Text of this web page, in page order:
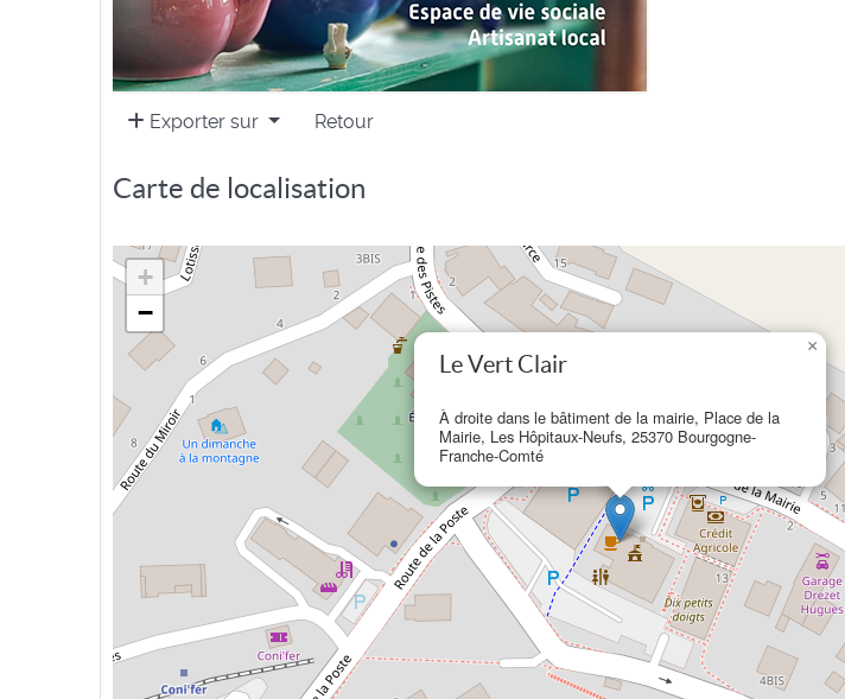
Exporter sur Retour
Carte de localisation
Le Vert Clair
À droite dans le bâtiment de la mairie, Place de la
Mairie, Les Hôpitaux-Neufs, 25370 Bourgogne-
Franche-Comté
×
+
−